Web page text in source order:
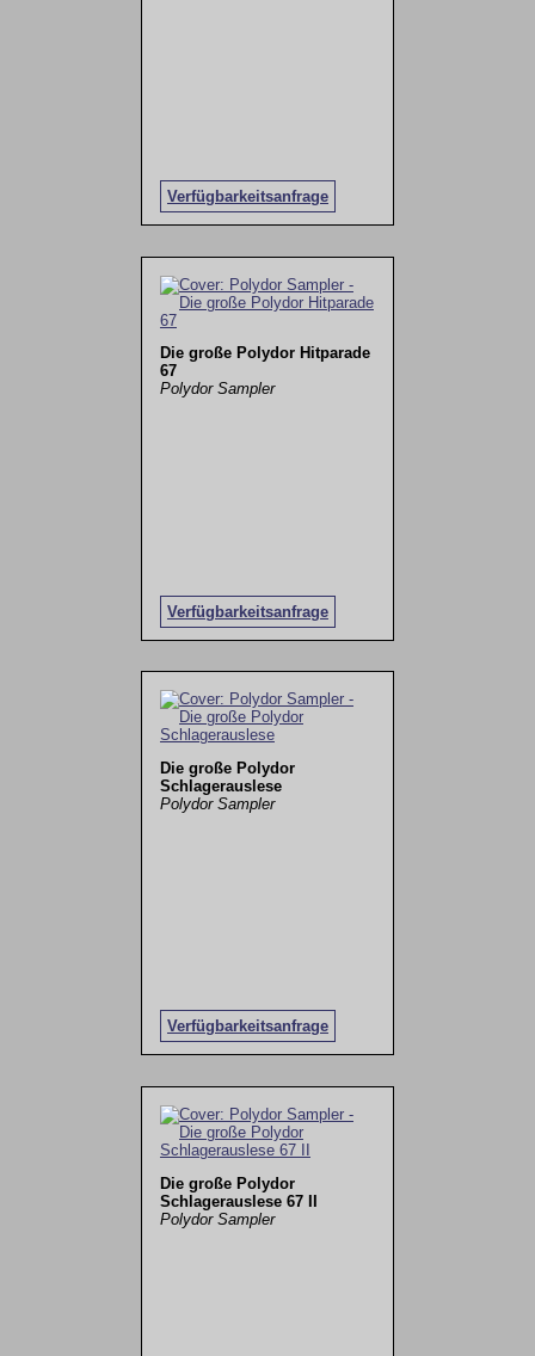
Verfügbarkeitsanfrage
Die große Polydor Hitparade
67
Polydor Sampler
Verfügbarkeitsanfrage
Die große Polydor
Schlagerauslese
Polydor Sampler
Verfügbarkeitsanfrage
Die große Polydor
Schlagerauslese 67 II
Polydor Sampler